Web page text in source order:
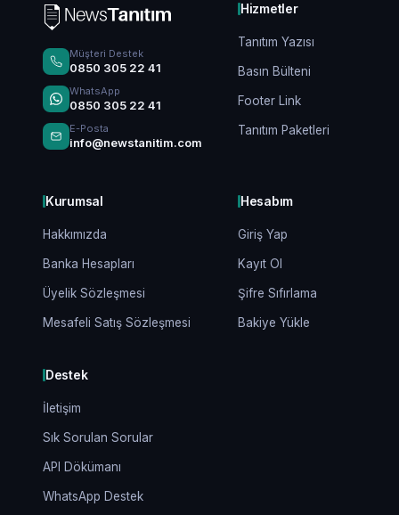
Müşteri Destek
0850 305 22 41
WhatsApp
0850 305 22 41
E-Posta
info@newstanitim.com
Hizmetler
Tanıtım Yazısı
Basın Bülteni
Footer Link
Tanıtım Paketleri
Kurumsal
Hakkımızda
Banka Hesapları
Üyelik Sözleşmesi
Mesafeli Satış Sözleşmesi
Hesabım
Giriş Yap
Kayıt Ol
Şifre Sıfırlama
Bakiye Yükle
Destek
İletişim
Sık Sorulan Sorular
API Dökümanı
WhatsApp Destek